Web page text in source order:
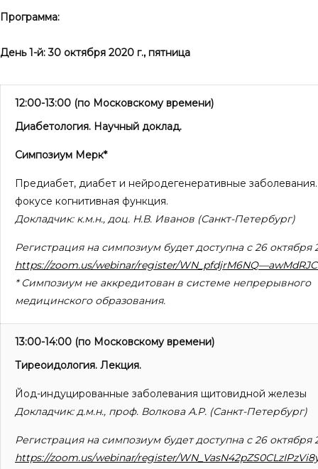
Программа:
День 1-й: 30 октября 2020 г., пятница
12:00-13:00 (по Московскому времени)
Диабетология. Научный доклад.
Симпозиум Мерк*
Предиабет, диабет и нейродегенеративные
фокусе когнитивная функция.
Докладчик: к.м.н., доц. Н.В. Иванов (Санкт-Петербург)
Регистрация на симпозиум будет доступна с 26 октября
https://zoom.us/webinar/register/
* Симпозиум не аккредитован в системе непрерывного
медицинского образования.
13:00-14:00 (по Московскому времени)
Тиреоидология. Лекция.
Йод-индуцированные заболевания щитовидной железы
Докладчик: д.м.н., проф. Волкова А.Р. (Санкт-Петербург)
Регистрация на симпозиум будет доступна с 26 октября
https://zoom.us/webinar/register/